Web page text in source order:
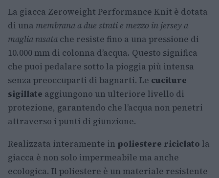
La giacca Zeroweight Performance Knit è dotata
di una membrana a due strati e mezzo in jersey a
maglia rasata che resiste fino a una pressione di
10.000 mm di colonna d’acqua. Questo significa
che puoi pedalare sotto la pioggia più intensa
senza preoccuparti di bagnarti. Le cuciture
sigillate aggiungono un ulteriore livello di
protezione, garantendo che l’acqua non penetri
attraverso i punti di giunzione.
Realizzata interamente in poliestere riciclato la
giacca è non solo impermeabile ma anche
ecologica. Il poliestere è un materiale resistente